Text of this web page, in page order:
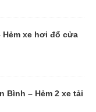
Hẻm xe hơi đổ cửa
Bình – Hẻm 2 xe tải